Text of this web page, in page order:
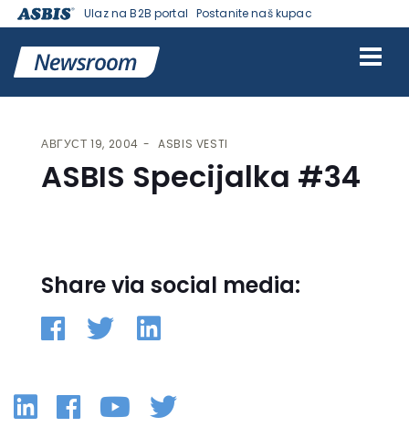
Ulaz na B2B portal Postanite naš kupac
АВГУСТ 19, 2004 ASBIS VESTI
ASBIS Specijalka #34
Share via social media:
Linkedin
Facebook
YouTube
Twitter